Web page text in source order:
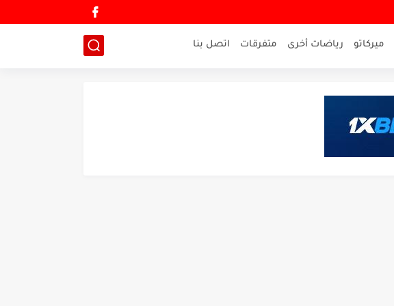
ميركاتو رياضات أخرى متفرقات اتصل بنا